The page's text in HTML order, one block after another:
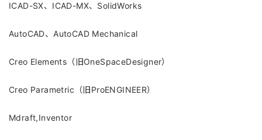
ICAD-SX、ICAD-MX、SolidWorks
AutoCAD、AutoCAD Mechanical
Creo Elements（旧OneSpaceDesigner）
Creo Parametric（旧ProENGINEER）
Mdraft,Inventor